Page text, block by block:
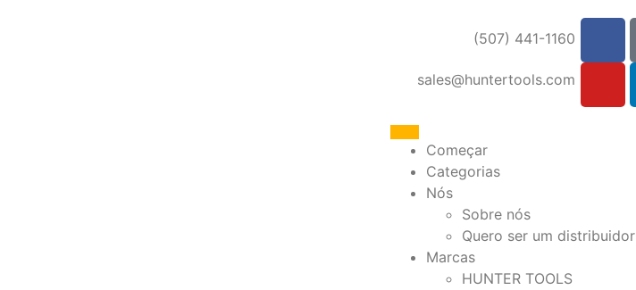
(507) 441-1160
sales@huntertools.com
Começar
Categorias
Nós
Sobre nós
Quero ser um distribuidor
Marcas
HUNTER TOOLS